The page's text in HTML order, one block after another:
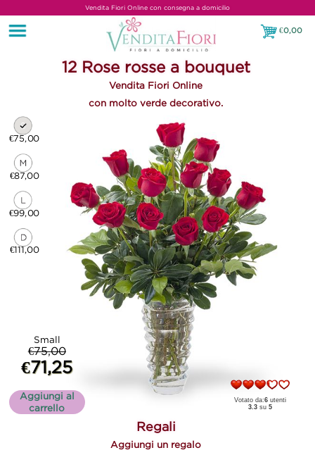
Vendita Fiori Online con consegna a domicilio
€0,00
€0,00
12 Rose rosse a bouquet
Vendita Fiori Online
con molto verde decorativo.
€75,00
€87,00
€99,00
€111,00
Small
€75,00
€71,25
Aggiungi al
carrello
Votato da:6 utenti
3.3 su5
Regali
Aggiungi un regalo